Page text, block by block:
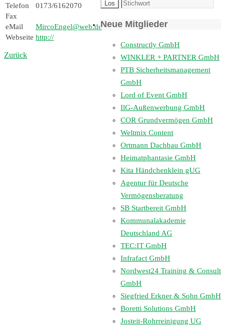
Telefon
0173/6162070
Fax
eMail
MircoEngel@web.de
Webseite http://
Zurück
Neue Mitglieder
Constructly GmbH
WINKLER + PARTNER GmbH
PTB Sicherheitsmanagement
GmbH
Lord of Event GmbH
IlG-Außenwerbung GmbH
COR Grundvermögen GmbH
Weltmix Content
Ortmann Dachbau GmbH
Heimatphantasie GmbH
Kita Händchenklein gUG
Agentur für Deutsche
Vermögensberatung
SB Startbereit GmbH
Kommunalakademie
Deutschland AG
TEC:IT GmbH
Infrafact GmbH
Nordwest24 Training & Consult
GmbH
Siegfried Erkner & Sohn GmbH
Boretti Solutions GmbH
Josteit-Rohrreinigung UG